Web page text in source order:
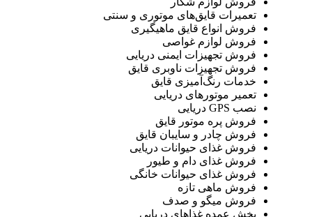
تعمیرات قایق‌های موتوری و سنتی
فروش انواع قایق ماهیگیری
فروش لوازم غواصی
فروش تجهیزات ایمنی دریایی
فروش تجهیزات ناوبری قایق
خدمات رنگ‌آمیزی قایق
تعمیر موتورهای دریایی
نصب GPS دریایی
فروش پره موتور قایق
فروش چادر و سایبان قایق
فروش غذای حیوانات دریایی
فروش غذای دام و طیور
فروش غذای حیوانات خانگی
فروش ماهی تازه
فروش میگو و صدف
پخش عمده غذاهای دریایی